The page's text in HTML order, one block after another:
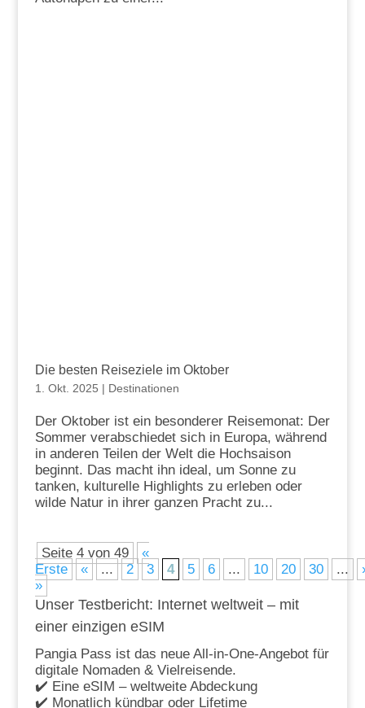
Die besten Reiseziele im Oktober
1. Okt. 2025 | Destinationen
Der Oktober ist ein besonderer Reisemonat: Der
Sommer verabschiedet sich in Europa, während
in anderen Teilen der Welt die Hochsaison
beginnt. Das macht ihn ideal, um Sonne zu
tanken, kulturelle Highlights zu erleben oder
wilde Natur in ihrer ganzen Pracht zu...
Seite 4 von 49
«
Erste
« ... 2 3 4 5 6 ... 10 20 30 ...
»
Unser Testbericht: Internet weltweit – mit
einer einzigen eSIM
Pangia Pass ist das neue All-in-One-Angebot für
digitale Nomaden & Vielreisende.
✔️ Eine eSIM – weltweite Abdeckung
✔️ Monatlich kündbar oder Lifetime